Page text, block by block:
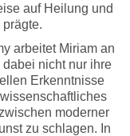
auf Heilung und
arbeitet Miriam an
nicht nur ihre
Erkenntnisse
moderner
zu schlagen. In